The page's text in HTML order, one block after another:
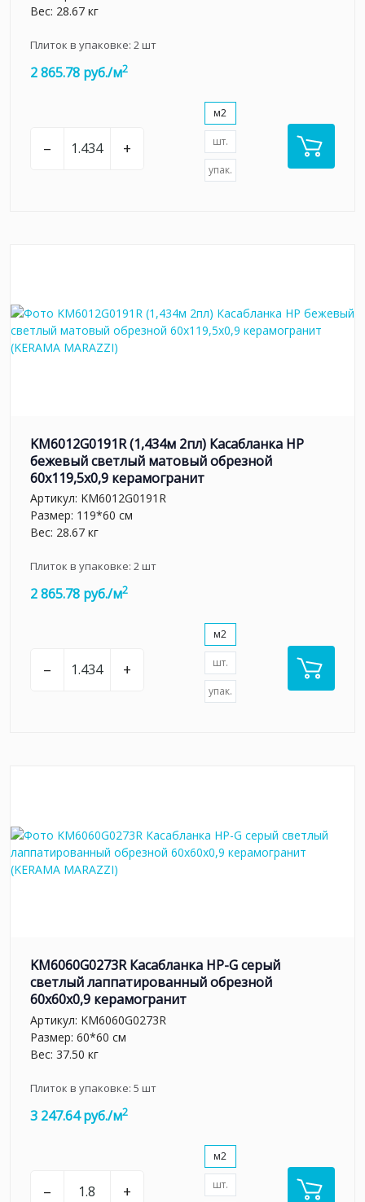
Вес: 28.67 кг
Плиток в упаковке: 2шт
2 865.78 руб./м2
– +
м2
шт.
упак.
KM6012G0191R (1,434м 2пл) Касабланка HP
бежевый светлый матовый обрезной
60x119,5x0,9 керамогранит
Артикул: KM6012G0191R
Размер: 119*60 см
Вес: 28.67 кг
Плиток в упаковке: 2шт
2 865.78 руб./м2
– +
м2
шт.
упак.
KM6060G0273R Касабланка HP-G серый
светлый лаппатированный обрезной
60x60x0,9 керамогранит
Артикул: KM6060G0273R
Размер: 60*60 см
Вес: 37.50 кг
Плиток в упаковке: 5 шт
3 247.64 руб./м2
– +
м2
шт.